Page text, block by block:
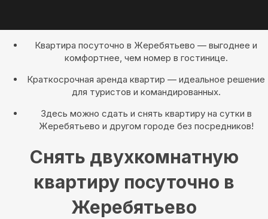
Квартира посуточно в Жеребятьево — выгоднее и
комфортнее, чем номер в гостинице.
Краткосрочная аренда квартир — идеальное решение
для туристов и командированных.
Здесь можно сдать и снять квартиру на сутки в
Жеребятьево и другом городе без посредников!
Снять двухкомнатную
квартиру посуточно в
Жеребятьево